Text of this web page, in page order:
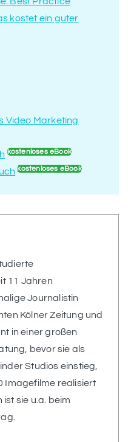
kostet ein guter
Video Marketing
kostenloses eBook
kostenloses eBook
11 Jahren
Journalistin
Kölner Zeitung und
in einer großen
bevor sie als
Studios einstieg,
Imagefilme realisiert
sie u.a. beim